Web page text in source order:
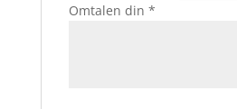
Omtalen din *